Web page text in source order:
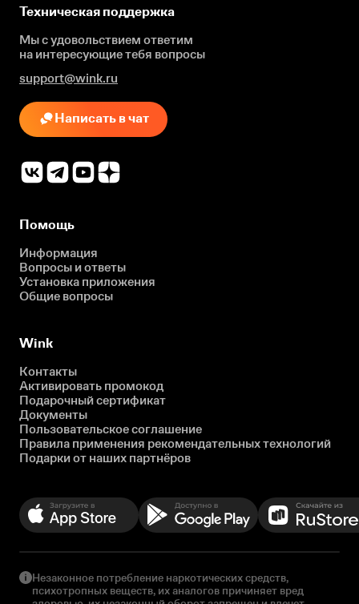
Техническая поддержка
Мы с удовольствием ответим
на интересующиетебя вопросы
support@wink.ru
Написать в чат
Помощь
Информация
Вопросы и ответы
Установка приложения
Общие вопросы
Wink
Контакты
Активировать промокод
Подарочный сертификат
Документы
Пользовательское соглашение
Правила применения рекомендательных технологий
Подарки от наших партнёров
Незаконное потребление наркотических средств,
психотропных веществ, их аналогов причиняет вред